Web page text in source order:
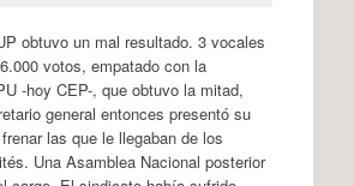
obtuvo un mal resultado. 3 vocales
votos, empatado con la
-hoy CEP-, que obtuvo la mitad,
general entonces presentó su
las que le llegaban de los
Una Asamblea Nacional posterior